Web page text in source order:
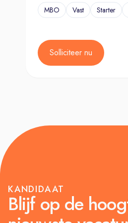
MBO Vast Starter
Solliciteer nu
KANDIDAAT
Blijf op de